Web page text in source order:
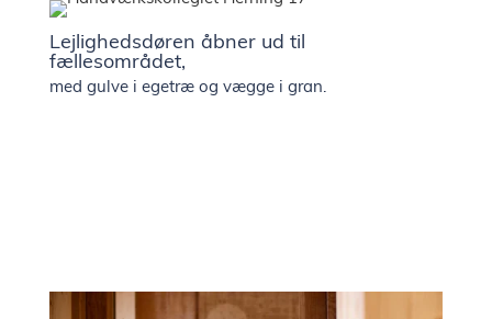
Lejlighedsdøren åbner ud til
fællesområdet,
med gulve i egetræ og vægge i gran.